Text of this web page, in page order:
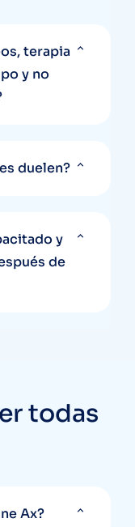
terapia
y no
duelen?
y
de
todas
Ax?